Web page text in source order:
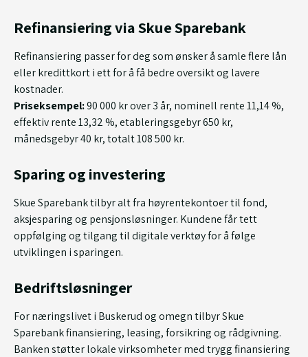
Refinansiering via Skue Sparebank
Refinansiering passer for deg som ønsker å samle flere lån
eller kredittkort i ett for å få bedre oversikt og lavere
kostnader.
Priseksempel:90 000 kr over 3 år, nominell rente 11,14 %,
effektiv rente 13,32 %, etableringsgebyr 650 kr,
månedsgebyr 40 kr, totalt 108 500 kr.
Sparing og investering
Skue Sparebank tilbyr alt fra høyrentekontoer til fond,
aksjesparing og pensjonsløsninger. Kundene får tett
oppfølging og tilgang til digitale verktøy for å følge
utviklingen i sparingen.
Bedriftsløsninger
For næringslivet i Buskerud og omegn tilbyr Skue
Sparebank finansiering, leasing, forsikring og rådgivning.
Banken støtter lokale virksomheter med trygg finansiering